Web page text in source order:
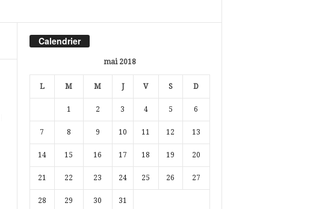
Calendrier
mai 2018
L M M J V S D
1 2 3 4 5 6
7 8 9 10 11 12 13
14 15 16 17 18 19 20
21 22 23 24 25 26 27
28 29 30 31